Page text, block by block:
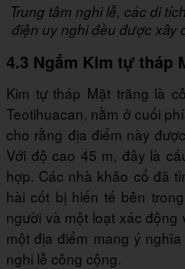
Trung tâm nghi lễ, các di
điện uy nghi đều được
4.3 Ngắm Kim tự tháp
Kim tự tháp Mặt trăng là
Teotihuacan, nằm ở cuối
cho rằng địa điểm này
Với độ cao 45 m, đây là
hợp. Các nhà khảo cổ đã
hài cốt bị hiến tế bên
người và một loạt xác
một địa điểm mang ý
nghi lễ công cộng.